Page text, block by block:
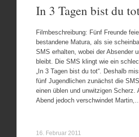
In 3 Tagen bist du
Filmbeschreibung: Fünf Freunde
bestandene Matura, als sie
SMS erhalten, wobei der Absender
bleibt. Die SMS klingt wie ein
„In 3 Tagen bist du tot“. Deshalb
fünf Jugendlichen zunächst die
einen üblen und unwitzigen Scherz.
Abend jedoch verschwindet Martin,…
16. Februar 2011